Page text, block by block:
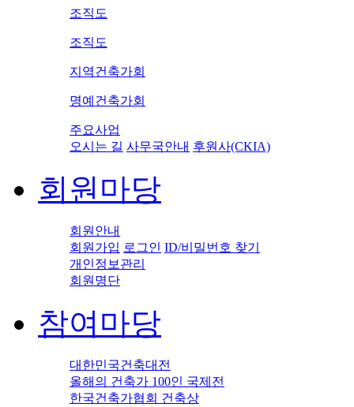
조직도
조직도
지역건축가회
명예건축가회
주요사업
오시는 길 사무국안내 후원사(CKIA)
회원마당
회원안내
회원가입 로그인 ID/비밀번호 찾기
개인정보관리
회원명단
참여마당
대한민국건축대전
올해의 건축가 100인 국제전
한국건축가협회 건축상